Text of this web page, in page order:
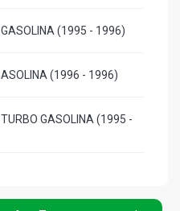
(1995 - 1996)
(1996 - 1996)
GASOLINA (1995 -